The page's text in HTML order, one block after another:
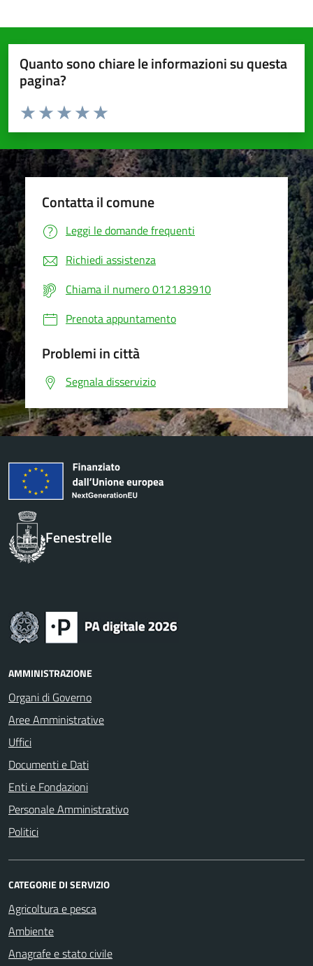
Quanto sono chiare le informazioni su questa
pagina?
Valuta da 1 a 5 stelle la pagina
Valuta 5 stelle su 5
Valuta 4 stelle su 5
Valuta 3 stelle su 5
Valuta 2 stelle su 5
Valuta 1 stelle su 5
Contatta il comune
Leggi le domande frequenti
Richiedi assistenza
Chiama il numero 0121.83910
Prenota appuntamento
Problemi in città
Segnala disservizio
Fenestrelle
AMMINISTRAZIONE
Organi di Governo
Aree Amministrative
Uffici
Documenti e Dati
Enti e Fondazioni
Personale Amministrativo
Politici
CATEGORIE DI SERVIZIO
Agricoltura e pesca
Ambiente
Anagrafe e stato civile